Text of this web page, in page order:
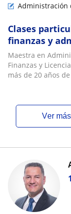
Administración
Clases
finanzas y
Maestra en
Finanzas y
más de 20 años
ver más